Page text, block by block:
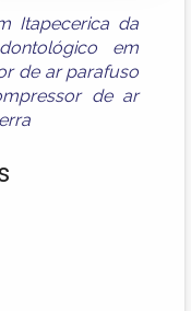
Itapecerica da
em
de ar parafuso
de ar